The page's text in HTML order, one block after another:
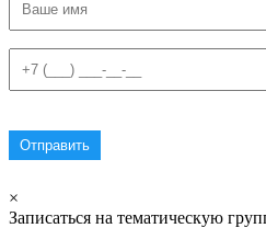
×
Записаться на тематическую